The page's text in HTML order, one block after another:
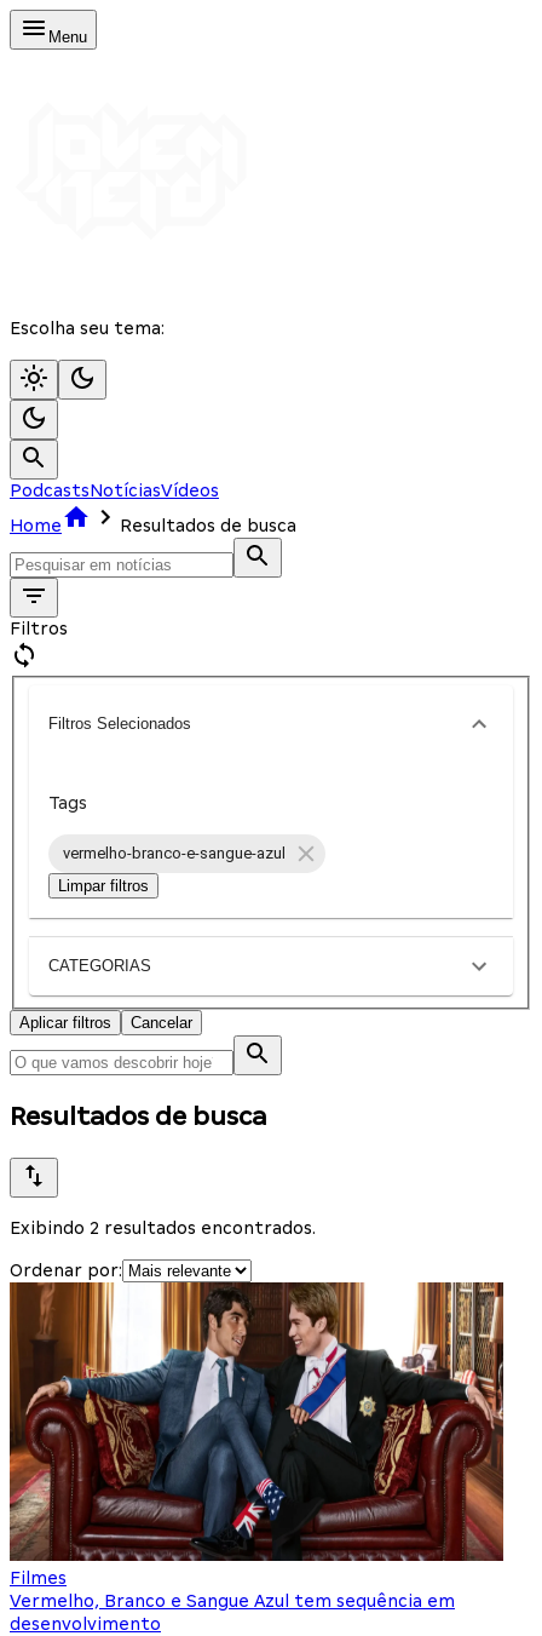
Menu
Escolha seu tema:
PodcastsNotíciasVídeos
Home
Resultados de busca
Filtros
Filtros Selecionados
Tags
vermelho-branco-e-sangue-azul
Limpar filtros
CATEGORIAS
Aplicar filtros Cancelar
Resultados de busca
Exibindo 2 resultados encontrados.
Ordenar por:
Filmes
Vermelho, Branco e Sangue Azul tem sequência em
desenvolvimento